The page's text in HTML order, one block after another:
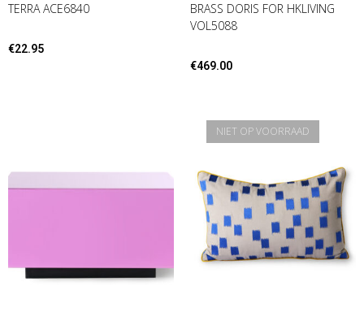
TERRA ACE6840
€22.95
BRASS DORIS FOR HKLIVING
VOL5088
€469.00
NIET OP VOORRAAD